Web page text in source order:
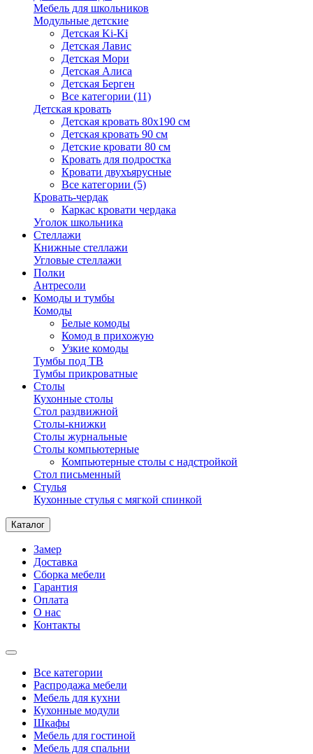
Мебель для школьников
Модульные детские
Детская Ki-Ki
Детская Лавис
Детская Мори
Детская Алиса
Детская Берген
Все категории (11)
Детская кровать
Детская кровать 80х190 см
Детская кровать 90 см
Детские кровати 80 см
Кровать для подростка
Кровати двухъярусные
Все категории (5)
Кровать-чердак
Каркас кровати чердака
Уголок школьника
Стеллажи
Книжные стеллажи
Угловые стеллажи
Полки
Антресоли
Комоды и тумбы
Комоды
Белые комоды
Комод в прихожую
Узкие комоды
Тумбы под ТВ
Тумбы прикроватные
Столы
Кухонные столы
Стол раздвижной
Столы-книжки
Столы журнальные
Столы компьютерные
Компьютерные столы с надстройкой
Стол письменный
Стулья
Кухонные стулья с мягкой спинкой
Каталог
Замер
Доставка
Сборка мебели
Гарантия
Оплата
О нас
Контакты
Все категории
Распродажа мебели
Мебель для кухни
Кухонные модули
Шкафы
Мебель для гостиной
Мебель для спальни